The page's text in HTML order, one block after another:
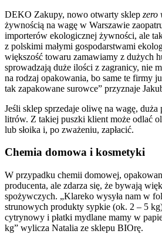
DEKO Zakupy, nowo otwarty sklep zero
żywnością na wagę w Warszawie
importerów ekologicznej żywności, ale
z polskimi małymi gospodarstwami
większość towaru zamawiamy z dużych
sprowadzają duże ilości z zagranicy, nie
na rodzaj opakowania, bo same te firmy
tak zapakowane surowce” przyznaje
Jeśli sklep sprzedaje oliwę na wagę,
litrów. Z takiej puszki klient może odlać
lub słoika i, po zważeniu, zapłacić.
Chemia domowa i kosmetyki
W przypadku chemii domowej,
producenta, ale zdarza się, że bywają
spożywczych. „Klareko wysyła nam w
strunowych produkty sypkie (ok. 2 – 5
cytrynowy i płatki mydlane mamy w
kg” wylicza Natalia ze sklepu BIOrę.